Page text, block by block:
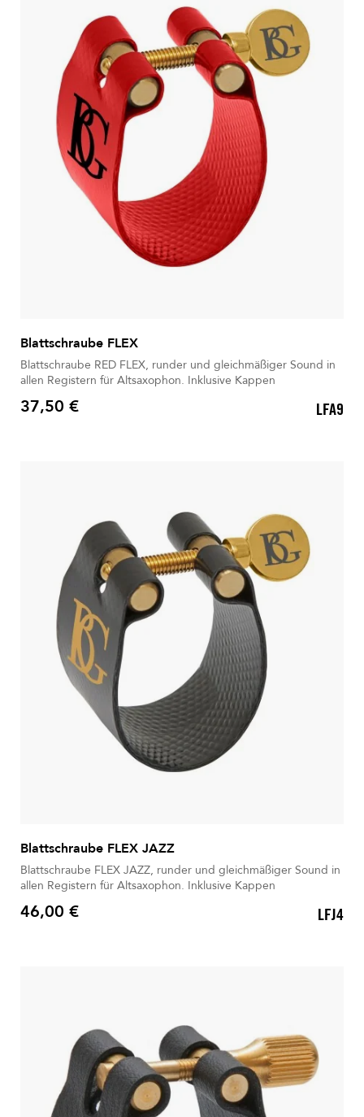
Blattschraube FLEX
Blattschraube RED FLEX, runder und gleichmäßiger Sound in
allen Registern für Altsaxophon. Inklusive Kappen
Preis
37,50 € LFA9
Blattschraube FLEX JAZZ
Blattschraube FLEX JAZZ, runder und gleichmäßiger Sound in
allen Registern für Altsaxophon. Inklusive Kappen
Preis
46,00 € LFJ4